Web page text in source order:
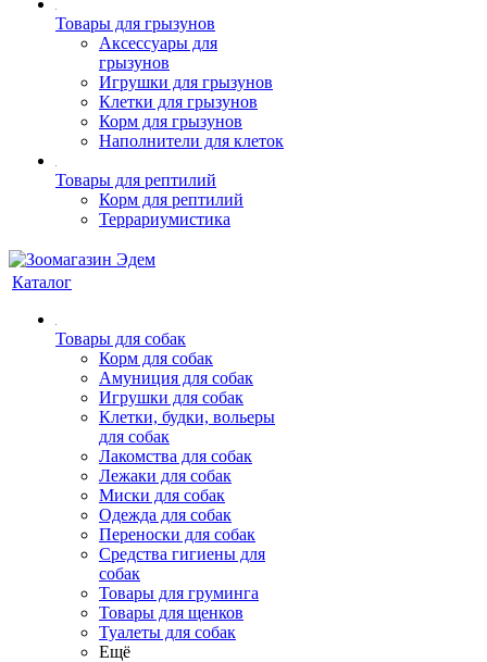
Товары для грызунов
Аксессуары для
грызунов
Игрушки для грызунов
Клетки для грызунов
Корм для грызунов
Наполнители для клеток
Товары для рептилий
Корм для рептилий
Террариумистика
Каталог
Товары для собак
Корм для собак
Амуниция для собак
Игрушки для собак
Клетки, будки, вольеры
для собак
Лакомства для собак
Лежаки для собак
Миски для собак
Одежда для собак
Переноски для собак
Средства гигиены для
собак
Товары для груминга
Товары для щенков
Туалеты для собак
Ещё